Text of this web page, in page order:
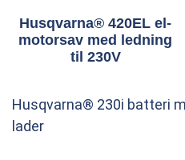
Husqvarna® 420EL el-
motorsav med ledning
til 230V
Husqvarna® 230i batteri
lader